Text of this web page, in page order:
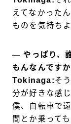
えてなかった
ものを気持ち
― やっぱり、
もんなんですか
Tokinaga:そ
分が好きな感
僕、自転車で
間とか乗って